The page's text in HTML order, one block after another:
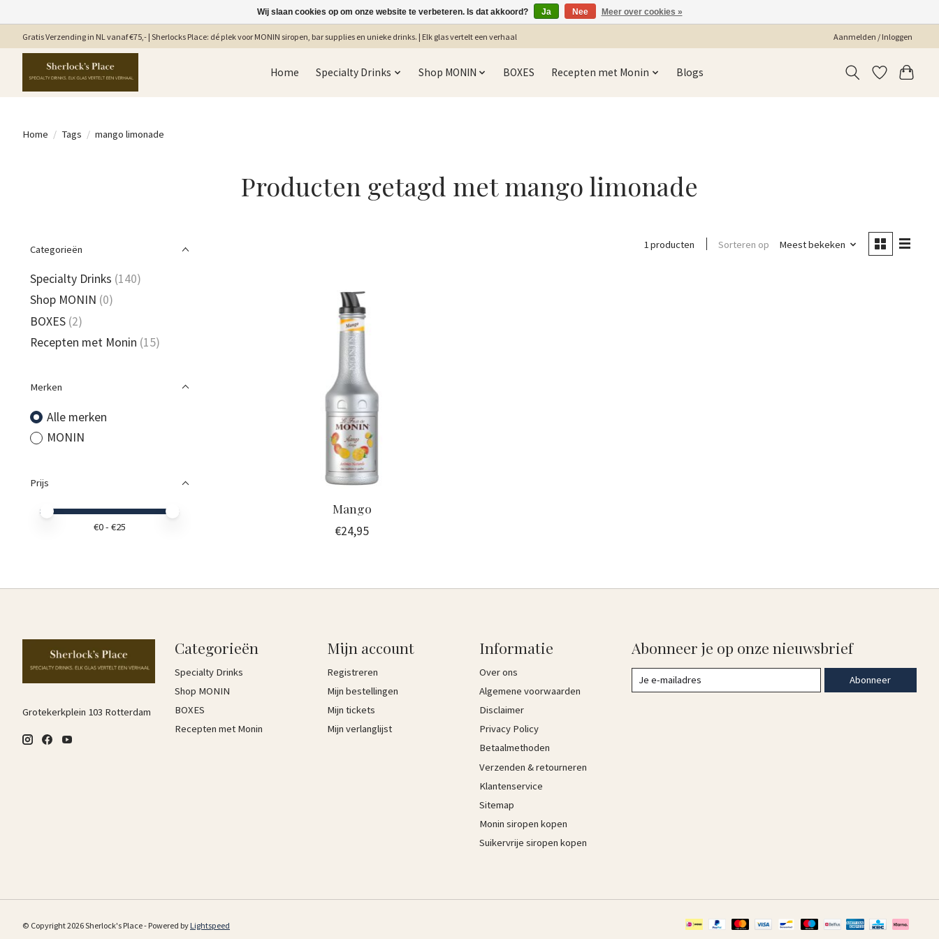
Gratis Verzending in NL vanaf €75,- | Sherlocks Place: dé plek voor MONIN siropen, bar supplies en unieke drinks. | Elk glas vertelt een verhaal Aanmelden / Inloggen
Home Specialty Drinks Shop MONIN BOXES Recepten met Monin Blogs
Home / Tags / mango limonade
Producten getagd met mango limonade
Categorieën
Specialty Drinks (140)
Shop MONIN (0)
BOXES (2)
Recepten met Monin (15)
Merken
Alle merken
MONIN
Prijs
Minimale prijswaarde
Price maximum value
€0- €25
1 producten Sorteren op Meest bekeken
Mango
€24,95
Grotekerkplein 103 Rotterdam
Categorieën
Specialty Drinks
Shop MONIN
BOXES
Recepten met Monin
Mijn account
Registreren
Mijn bestellingen
Mijn tickets
Mijn verlanglijst
Informatie
Over ons
Algemene voorwaarden
Disclaimer
Privacy Policy
Betaalmethoden
Verzenden & retourneren
Klantenservice
Sitemap
Monin siropen kopen
Suikervrije siropen kopen
Abonneer je op onze nieuwsbrief
Abonneer
© Copyright 2026 Sherlock's Place - Powered byLightspeed
Wij slaan cookies op om onze website te verbeteren. Is dat akkoord? Ja Nee Meer over cookies »